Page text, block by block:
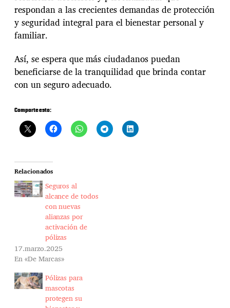
respondan a las crecientes demandas de protección
y seguridad integral para el bienestar personal y
familiar.
Así, se espera que más ciudadanos puedan
beneficiarse de la tranquilidad que brinda contar
con un seguro adecuado.
Comparte esto:
Relacionados
Seguros al
alcance de todos
con nuevas
alianzas por
activación de
pólizas
17.marzo.2025
En «De Marcas»
Pólizas para
mascotas
protegen su